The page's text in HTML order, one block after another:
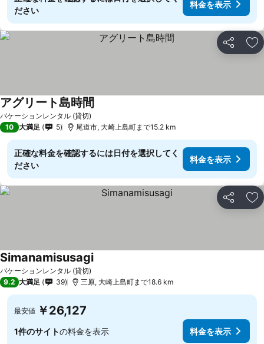
ださい
料金を表示
シェア お
バケーションレンタル (貸切)
アグリート島時間料金を表示
10 大満足 5 尾道市, 大崎上島町まで15.2 km
正確な料金を確認するには日付を選択してく
ださい
料金を表示
シェア お
バケーションレンタル (貸切)
Simanamisusagi料金を表示
9.2 大満足 39 三原, 大崎上島町まで18.6 km
最安値 ￥26,127
1件のサイトの料金を表示 料金を表示